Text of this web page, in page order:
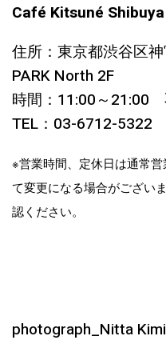
Café Kitsuné Shibuya
住所：東京都渋谷区
PARK North 2F
時間：11:00～21:00
TEL：03-6712-5322
※営業時間、定休日は通常
て変更になる場合がござい
認ください。
photograph_Nitta